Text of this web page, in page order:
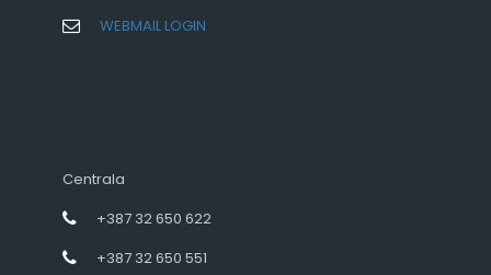
WEBMAIL LOGIN
Centrala
+387 32 650 622
+387 32 650 551